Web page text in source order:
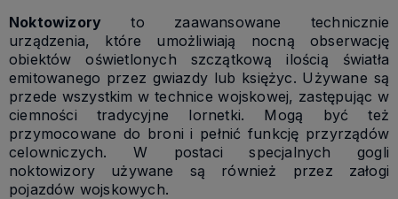
Noktowizory to zaawansowane technicznie
urządzenia, które umożliwiają nocną obserwację
obiektów oświetlonych szczątkową ilością światła
emitowanego przez gwiazdy lub księżyc. Używane są
przede wszystkim w technice wojskowej, zastępując w
ciemności tradycyjne lornetki. Mogą być też
przymocowane do broni i pełnić funkcję przyrządów
celowniczych. W postaci specjalnych gogli
noktowizory używane są również przez załogi
pojazdów wojskowych.